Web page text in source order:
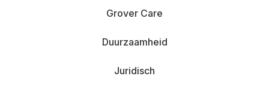
Grover Care
Duurzaamheid
Juridisch